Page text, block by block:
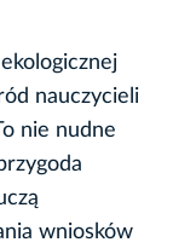
nauczycieli
nie nudne
wniosków